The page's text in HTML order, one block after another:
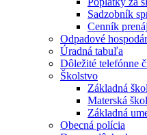
Sadzobník
Cenník
Odpadové
Úradná tabuľa
Dôležité telefónne
Školstvo
Základná
Materská
Základná
Obecná polícia